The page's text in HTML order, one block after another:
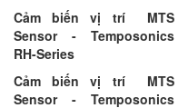
Cảm biến vị trí MTS
Sensor - Temposonics
RH-Series
Cảm biến vị trí MTS
Sensor - Temposonics